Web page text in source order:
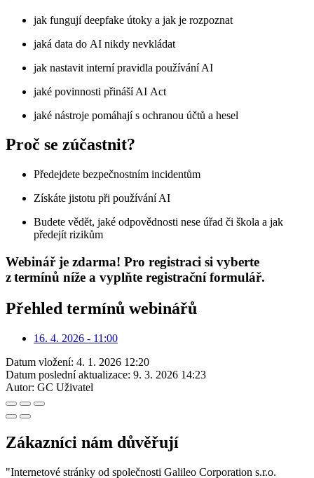
jak fungují deepfake útoky a jak je rozpoznat
jaká data do AI nikdy nevkládat
jak nastavit interní pravidla používání AI
jaké povinnosti přináší AI Act
jaké nástroje pomáhají s ochranou účtů a hesel
Proč se zúčastnit?
Předejdete bezpečnostním incidentům
Získáte jistotu při používání AI
Budete vědět, jaké odpovědnosti nese úřad či škola a jak
předejít rizikům
Webinář je zdarma! Pro registraci si vyberte
z termínů níže a vyplňte registrační formulář.
Přehled termínů webinářů
16. 4. 2026 - 11:00
Datum vložení: 4. 1. 2026 12:20
Datum poslední aktualizace: 9. 3. 2026 14:23
Autor: GC Uživatel
Zákazníci nám důvěřují
"Internetové stránky od společnosti Galileo Corporation s.r.o.